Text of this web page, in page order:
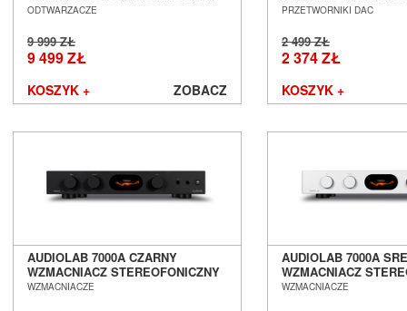
Rogue Audio
ROON LABS
Ruark Audio
Samsung
Scansonic
Sennheiser
Shelter
Shunyata Research
Silent Angel
Skullcandy
S.M.S.L
solidsteel
POZNAŃ WROCŁAW
ODTWARZACZE
9 999 ZŁ
9 499 ZŁ
KOSZYK + ZOBACZ
POZNAŃ WROCŁAW
PRZETWORNIKI DAC
2 499 ZŁ
2 374 ZŁ
KOSZYK +
AUDIOLAB 7000A CZARNY
WZMACNIACZ STEREOFONICZNY
SALON POZNAŃ WROCŁAW
WZMACNIACZE
AUDIOLAB 7000A
WZMACNIACZ
SALON POZNAŃ
WZMACNIACZE